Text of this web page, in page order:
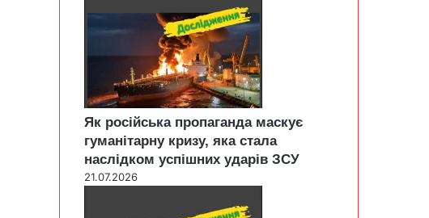
Як російська пропаганда маскує
гуманітарну кризу, яка стала
наслідком успішних ударів ЗСУ
21.07.2026